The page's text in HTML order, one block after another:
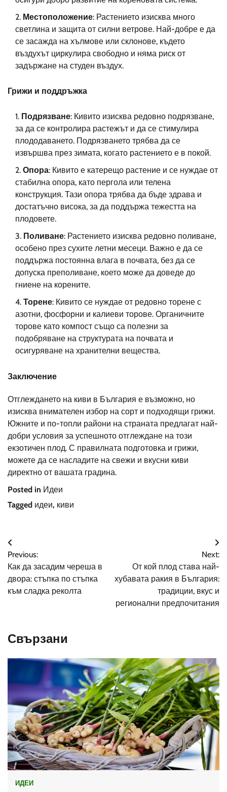
Местоположение: Растението изисква много
светлина и защита от силни ветрове. Най-добре е да
се засажда на хълмове или склонове, където
въздухът циркулира свободно и няма риск от
задържане на студен въздух.
Грижи и поддръжка
Подрязване: Кивито изисква редовно подрязване,
за да се контролира растежът и да се стимулира
плододаването. Подрязването трябва да се
извършва през зимата, когато растението е в покой.
Опора: Кивито е катерещо растение и се нуждае от
стабилна опора, като пергола или телена
конструкция. Тази опора трябва да бъде здрава и
достатъчно висока, за да поддържа тежестта на
плодовете.
Поливане: Растението изисква редовно поливане,
особено през сухите летни месеци. Важно е да се
поддържа постоянна влага в почвата, без да се
допуска преполиване, което може да доведе до
гниене на корените.
Торене: Кивито се нуждае от редовно торене с
азотни, фосфорни и калиеви торове. Органичните
торове като компост също са полезни за
подобряване на структурата на почвата и
осигуряване на хранителни вещества.
Заключение
Отглеждането на киви в България е възможно, но
изисква внимателен избор на сорт и подходящи грижи.
Южните и по-топли райони на страната предлагат най-
добри условия за успешното отглеждане на този
екзотичен плод. С правилната подготовка и грижи,
можете да се насладите на свежи и вкусни киви
директно от вашата градина.
Posted in Идеи
Tagged идеи, киви
Навигация
Previous:
Как да засадим череша в
двора: стъпка по стъпка
към сладка реколта
Next:
От кой плод става най-
хубавата ракия в България:
традиции, вкус и
регионални предпочитания
Свързани
ИДЕИ